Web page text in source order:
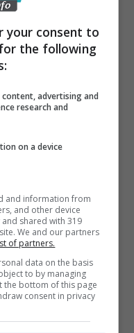
Kings
squadre:
della
League, il torneo
del tutto
calciatori,
dello spettacolo
your consent to
the following
advertising and
research and
on a device
and information from
and other device
shared with 319
We and our partners
of partners.
data on the basis
to by managing
the bottom of this page
consent in privacy